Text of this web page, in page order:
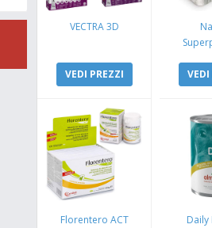
VECTRA 3D
VEDI PREZZI VEDI
Florentero ACT
Daily